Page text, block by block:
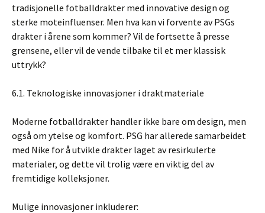
tradisjonelle fotballdrakter med innovative design og
sterke moteinfluenser. Men hva kan vi forvente av PSGs
drakter i årene som kommer? Vil de fortsette å presse
grensene, eller vil de vende tilbake til et mer klassisk
uttrykk?
6.1. Teknologiske innovasjoner i draktmateriale
Moderne fotballdrakter handler ikke bare om design, men
også om ytelse og komfort. PSG har allerede samarbeidet
med Nike for å utvikle drakter laget av resirkulerte
materialer, og dette vil trolig være en viktig del av
fremtidige kolleksjoner.
Mulige innovasjoner inkluderer: